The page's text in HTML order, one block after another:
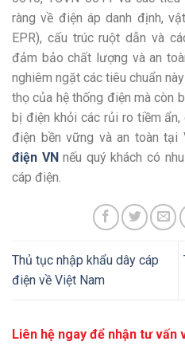
ràng về điện áp danh định,
EPR), cấu trúc ruột dẫn và
đảm bảo chất lượng và an
nghiêm ngặt các tiêu chuẩn
thọ của hệ thống điện mà còn
bị điện khỏi các rủi ro tiềm
điện bền vững và an toàn tại
điện VN nếu quý khách có
cáp điện.
Thủ tục nhập khẩu dây cáp
điện về Việt Nam
Liên hệ ngay để nhận tư vấn